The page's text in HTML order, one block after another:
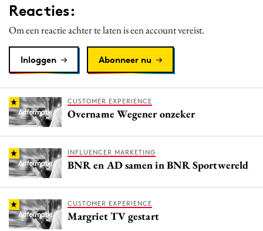
Reacties:
Om een reactie achter te laten is een account vereist.
Inloggen Abonneer nu
CUSTOMER EXPERIENCE
Overname Wegener onzeker
INFLUENCER MARKETING
BNR en AD samen in BNR Sportwereld
CUSTOMER EXPERIENCE
Margriet TV gestart